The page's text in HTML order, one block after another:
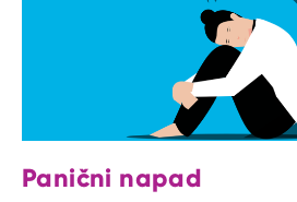
Panični napad